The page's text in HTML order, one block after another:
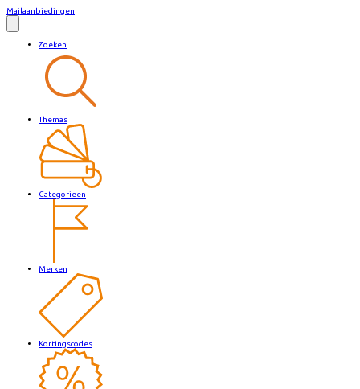
Mailaanbiedingen
Zoeken
Themas
Categorieen
Merken
Kortingscodes